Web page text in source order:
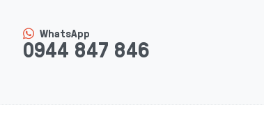
WhatsApp
0944 847 846